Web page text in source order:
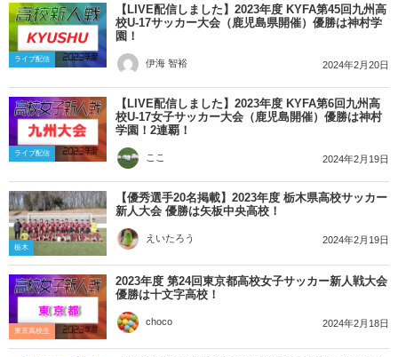
ライブ配信
【LIVE配信しました】2023年度 KYFA第45回九州高
校U-17サッカー大会（鹿児島県開催）優勝は神村学
園！
伊海 智裕 2024年2月20日
ライブ配信
【LIVE配信しました】2023年度 KYFA第6回九州高
校U-17女子サッカー大会（鹿児島開催）優勝は神村
学園！2連覇！
ここ 2024年2月19日
栃木
【優秀選手20名掲載】2023年度 栃木県高校サッカー
新人大会 優勝は矢板中央高校！
えいたろう 2024年2月19日
東京高校生
2023年度 第24回東京都高校女子サッカー新人戦大会
優勝は十文字高校！
choco 2024年2月18日